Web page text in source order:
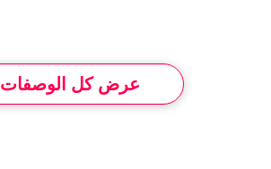
عرض كل الوصفات